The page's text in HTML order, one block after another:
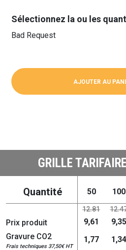
Sélectionnez la ou les
Bad Request
AJOUTER AU
GRILLE TARIFAIRE
Quantité 50 100
12.81
Prix produit 9,61 9,35
Gravure CO2
Frais techniques 37,50€ HT
1,77 1,34